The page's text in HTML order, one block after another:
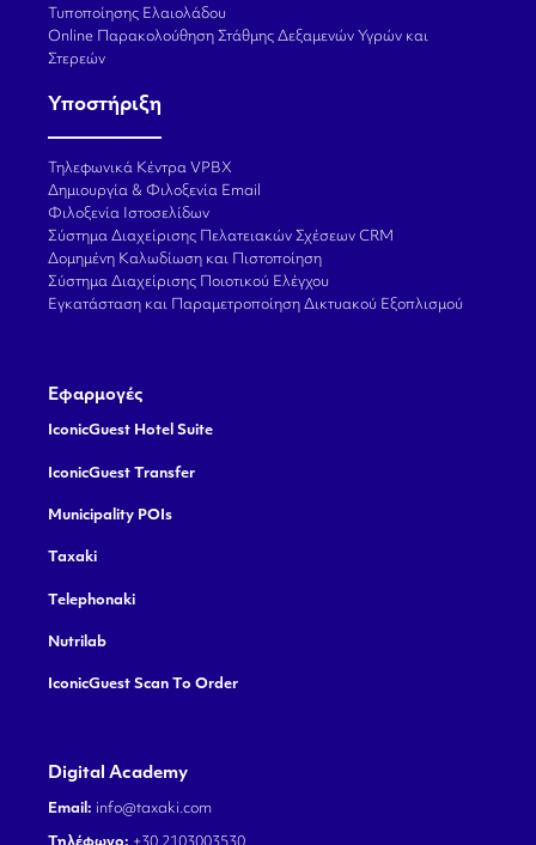
Τυποποίησης Ελαιολάδου
Online Παρακολούθηση Στάθμης Δεξαμενών Υγρών και
Στερεών
Υποστήριξη
Τηλεφωνικά Κέντρα VPBX
Δημιουργία & Φιλοξενία Email
Φιλοξενία Ιστοσελίδων
Σύστημα Διαχείρισης Πελατειακών Σχέσεων CRM
Δομημένη Καλωδίωση και Πιστοποίηση
Σύστημα Διαχείρισης Ποιοτικού Ελέγχου
Εγκατάσταση και Παραμετροποίηση Δικτυακού Εξοπλισμού
Εφαρμογές
IconicGuest Hotel Suite
IconicGuest Transfer
Municipality POIs
Taxaki
Telephonaki
Nutrilab
IconicGuest Scan To Order
Digital Academy
Email: info@taxaki.com
Τηλέφωνο: +30 2103003530